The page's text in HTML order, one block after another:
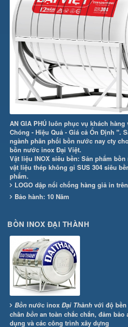
AN GIA PHÚ luôn phục vụ khách
Chóng - Hiệu Quả - Giá cả Ổn Định ".
ngành phân phối bồn nước nay cty
bồn nước inox Đại Việt.
Vật liệu INOX siêu bền: Sản phẩm
vật liệu thép không gỉ SUS 304 siêu
phẩm.
LOGO dập nổi chống hàng giả in
Bảo hành: 10 Năm
BỒN INOX ĐẠI THÀNH
Bồn nước inox Đại Thành với độ bền
chân bồn an toàn chắc chắn, đảm
dụng và các công trình xây dựng